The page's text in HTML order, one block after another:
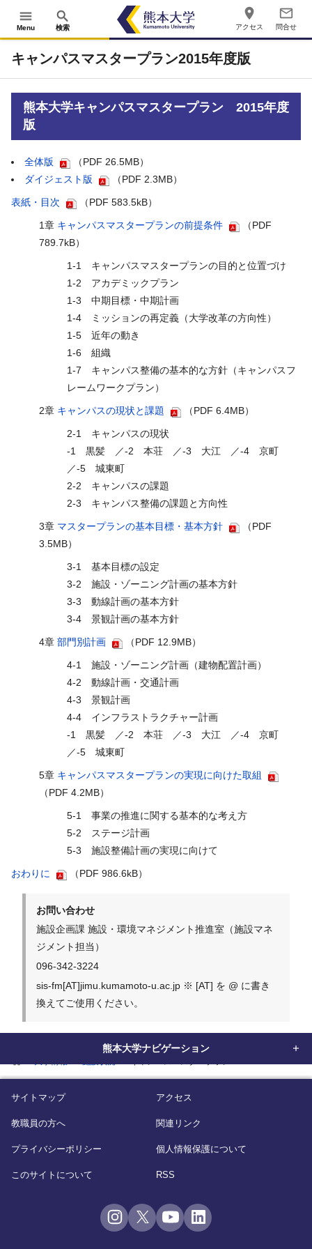
menu
Menu
search
検索
place
アクセス
mail_outline
問合せ
キャンパスマスタープラン2015年度版
熊本大学キャンパスマスタープラン 2015年度
版
全体版
（PDF 26.5MB）
ダイジェスト版
（PDF 2.3MB）
表紙・目次 （PDF 583.5kB）
1章 キャンパスマスタープランの前提条件
（PDF
789.7kB）
1-1 キャンパスマスタープランの目的と位置づけ
1-2 アカデミックプラン
1-3 中期目標・中期計画
1-4 ミッションの再定義（大学改革の方向性）
1-5 近年の動き
1-6 組織
1-7 キャンパス整備の基本的な方針（キャンパスフ
レームワークプラン）
2章 キャンパスの現状と課題 （PDF 6.4MB）
2-1 キャンパスの現状
-1 黒髪 ／-2 本荘 ／-3 大江 ／-4 京町
／-5 城東町
2-2 キャンパスの課題
2-3 キャンパス整備の課題と方向性
3章 マスタープランの基本目標・基本方針
（PDF
3.5MB）
3-1 基本目標の設定
3-2 施設・ゾーニング計画の基本方針
3-3 動線計画の基本方針
3-4 景観計画の基本方針
4章 部門別計画 （PDF 12.9MB）
4-1 施設・ゾーニング計画（建物配置計画）
4-2 動線計画・交通計画
4-3 景観計画
4-4 インフラストラクチャー計画
-1 黒髪 ／-2 本荘 ／-3 大江 ／-4 京町
／-5 城東町
5章 キャンパスマスタープランの実現に向けた取組
（PDF 4.2MB）
5-1 事業の推進に関する基本的な考え方
5-2 ステージ計画
5-3 施設整備計画の実現に向けて
おわりに （PDF 986.6kB）
お問い合わせ
施設企画課 施設・環境マネジメント推進室（施設マネ
ジメント担当）
096-342-3224
sis-fm[AT]jimu.kumamoto-u.ac.jp ※ [AT] を @ に書き
換えてご使用ください。
熊本大学ナビゲーション
サイトマップ アクセス
教職員の方へ 関連リンク
プライバシーポリシー 個人情報保護について
このサイトについて RSS